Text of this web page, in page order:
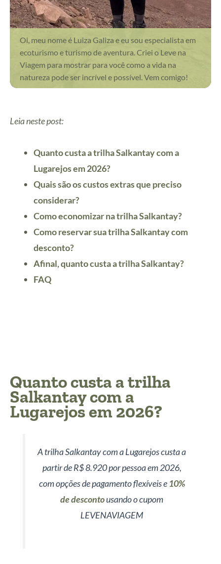
Oi, meu nome é Luiza Galiza e eu sou especialista em
ecoturismo e turismo de aventura. Criei o Leve na
Viagem para mostrar para você como a vida na
natureza pode ser incrível e possível. Vem comigo!
Leia neste post:
Quanto custa a trilha Salkantay com a
Lugarejos em 2026?
Quais são os custos extras que preciso
considerar?
Como economizar na trilha Salkantay?
Como reservar sua trilha Salkantay com
desconto?
Afinal, quanto custa a trilha Salkantay?
FAQ
Quanto custa a trilha
Salkantay com a
Lugarejos em 2026?
A trilha Salkantay com a Lugarejos custa a
partir de R$ 8.920 por pessoa em 2026,
com opções de pagamento flexíveis e 10%
de descontousando o cupom
LEVENAVIAGEM